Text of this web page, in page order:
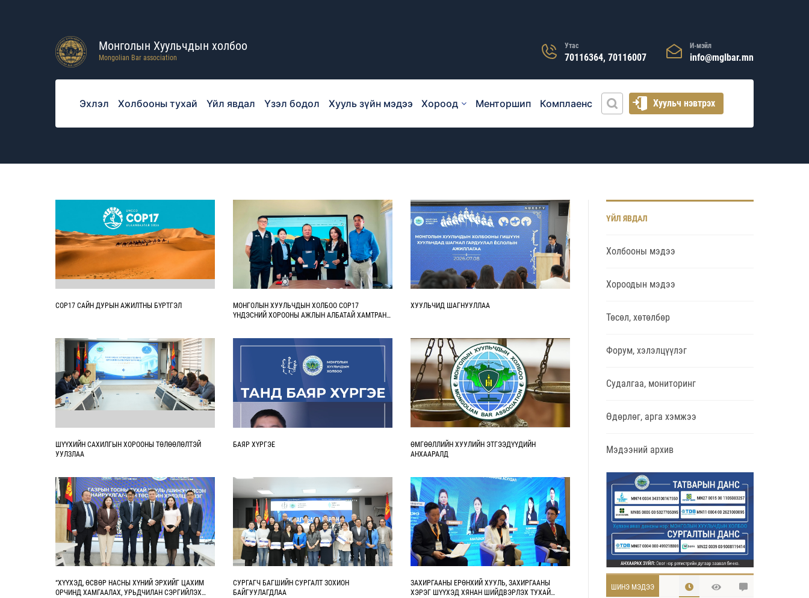
Монголын Хуульчдын холбоо
Mongolian Bar association
Утас
70116364, 70116007
И-мэйл
info@mglbar.mn
Эхлэл Холбооны тухай Үйл явдал Үзэл бодол Хууль зүйн мэдээ Хороод Менторшип Комплаенс Хуульч нэвтрэх
COP17 САЙН ДУРЫН АЖИЛТНЫ БҮРТГЭЛ
МОНГОЛЫН ХУУЛЬЧДЫН ХОЛБОО COP17
ҮНДЭСНИЙ ХОРООНЫ АЖЛЫН АЛБАТАЙ ХАМТРАН
ХУУЛЬЧИД ШАГНУУЛЛАА
ШҮҮХИЙН САХИЛГЫН ХОРООНЫ ТӨЛӨӨЛӨЛТЭЙ
УУЛЗЛАА
БАЯР ХҮРГЭЕ
ӨМГӨӨЛЛИЙН ХУУЛИЙН ЭТГЭЭДҮҮДИЙН
АНХААРАЛД
“ХҮҮХЭД, ӨСВӨР НАСНЫ ХҮНИЙ ЭРХИЙГ ЦАХИМ
ОРЧИНД ХАМГААЛАХ, УРЬДЧИЛАН СЭРГИЙЛЭХ
СУРГАГЧ БАГШИЙН СУРГАЛТ ЗОХИОН
БАЙГУУЛАГДЛАА
ЗАХИРГААНЫ ЕРӨНХИЙ ХУУЛЬ, ЗАХИРГААНЫ
ХЭРЭГ ШҮҮХЭД ХЯНАН ШИЙДВЭРЛЭХ ТУХАЙ
ҮЙЛ ЯВДАЛ
Холбооны мэдээ
Хороодын мэдээ
Төсөл, хөтөлбөр
Форум, хэлэлцүүлэг
Судалгаа, мониторинг
Өдөрлөг, арга хэмжээ
Мэдээний архив
ШИНЭ МЭДЭЭ